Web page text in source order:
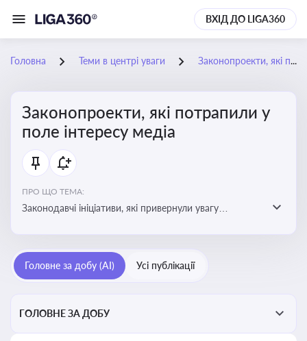
ВХІД ДО LIGA360
Головна Теми в центрі уваги Законопроекти, які потрапили у поле інтересу медіа
Законопроекти, які потрапили у
поле інтересу медіа
ПРО ЩО ТЕМА:
Законодавчі ініціативи, які привернули увагу
прийняття цих проектів пишуть в медіа. Які проекти
викликають найбільше критики
Головне за добу (AI) Усі публікації
ГОЛОВНЕ ЗА ДОБУ